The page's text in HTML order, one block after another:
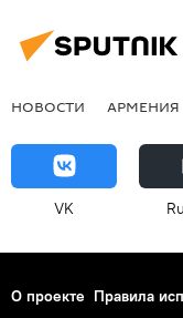
НОВОСТИ АРМЕНИЯ
VK
О проекте Правила